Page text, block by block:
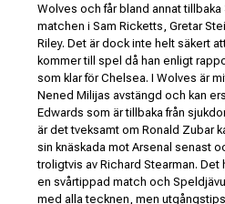
Wolves och får bland annat tillbaka
matchen i Sam Ricketts, Gretar
Riley. Det är dock inte helt säkert att
kommer till spel då han enligt
som klar för Chelsea. I Wolves är
Nened Milijas avstängd och kan
Edwards som är tillbaka från
är det tveksamt om Ronald Zubar
sin knäskada mot Arsenal senast
troligtvis av Richard Stearman. Det
en svårtippad match och
med alla tecknen, men